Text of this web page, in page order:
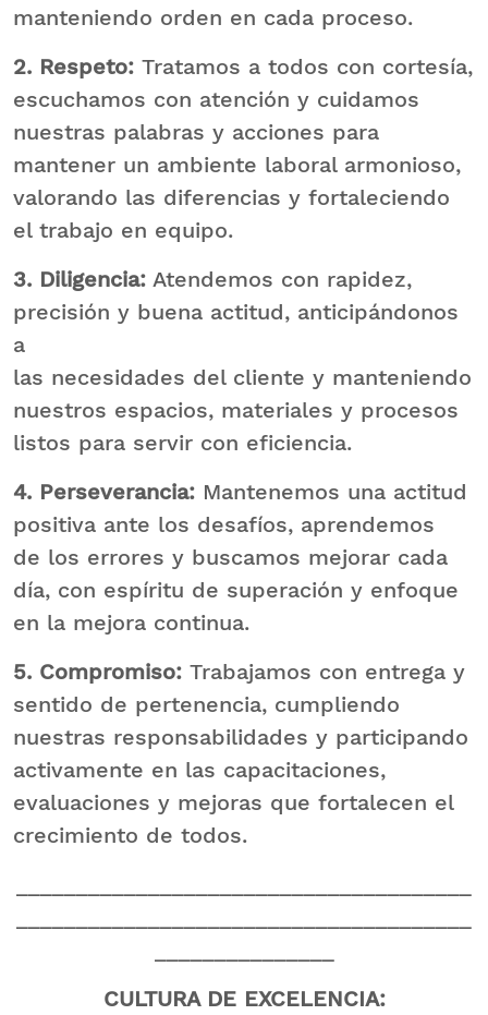
manteniendo orden en cada proceso.
2. Respeto: Tratamos a todos con cortesía,
escuchamos con atención y cuidamos
nuestras palabras y acciones para
mantener un ambiente laboral armonioso,
valorando las diferencias y fortaleciendo
el trabajo en equipo.
3. Diligencia: Atendemos con rapidez,
precisión y buena actitud, anticipándonos
a
las necesidades del cliente y manteniendo
nuestros espacios, materiales y procesos
listos para servir con eficiencia.
4. Perseverancia: Mantenemos una actitud
positiva ante los desafíos, aprendemos
de los errores y buscamos mejorar cada
día, con espíritu de superación y enfoque
en la mejora continua.
5. Compromiso: Trabajamos con entrega y
sentido de pertenencia, cumpliendo
nuestras responsabilidades y participando
activamente en las capacitaciones,
evaluaciones y mejoras que fortalecen el
crecimiento de todos.
CULTURA DE EXCELENCIA: